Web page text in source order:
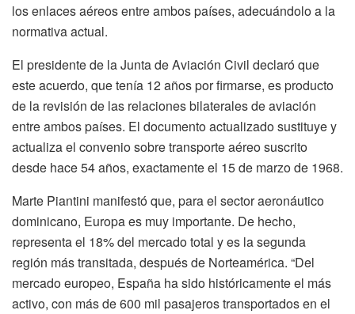
los enlaces aéreos entre ambos países, adecuándolo a la
normativa actual.
El presidente de la Junta de Aviación Civil declaró que
este acuerdo, que tenía 12 años por firmarse, es producto
de la revisión de las relaciones bilaterales de aviación
entre ambos países. El documento actualizado sustituye y
actualiza el convenio sobre transporte aéreo suscrito
desde hace 54 años, exactamente el 15 de marzo de 1968.
Marte Piantini manifestó que, para el sector aeronáutico
dominicano, Europa es muy importante. De hecho,
representa el 18% del mercado total y es la segunda
región más transitada, después de Norteamérica. “Del
mercado europeo, España ha sido históricamente el más
activo, con más de 600 mil pasajeros transportados en el